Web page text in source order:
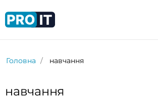
Головна навчання
навчання